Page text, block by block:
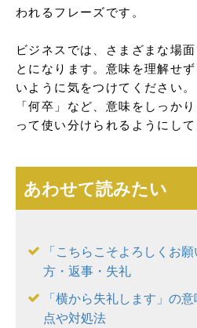
われるフレーズです。
ビジネスでは、さまざまな場
とになります。意味を理解せ
いように気をつけてください
「何卒」など、意味をしっか
って使い分けられるようにして
あわせて読みたい
「こちらこそよろしくお
方・返事・失礼
「横から失礼します」の
点や対処法